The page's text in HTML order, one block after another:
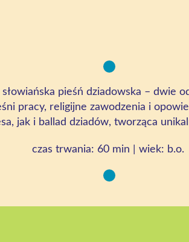
pieśń dziadowska – dwie
pracy, religijne zawodzenia i
jak i ballad dziadów, tworząca
czas trwania: 60 min | wiek: b.o.